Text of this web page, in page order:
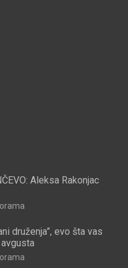
Aleksa Rakonjac
druženja”, evo šta vas